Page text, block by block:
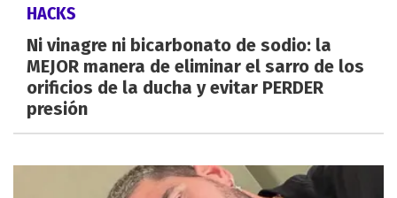
HACKS
Ni vinagre ni bicarbonato de sodio: la
MEJOR manera de eliminar el sarro de los
orificios de la ducha y evitar PERDER
presión